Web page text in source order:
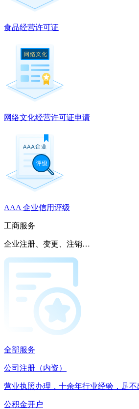
食品经营许可证
网络文化经营许可证申请
AAA 企业信用评级
工商服务
企业注册、变更、注销…
全部服务
公司注册（内资）
营业执照办理，十余年行业经验，足不
公积金开户